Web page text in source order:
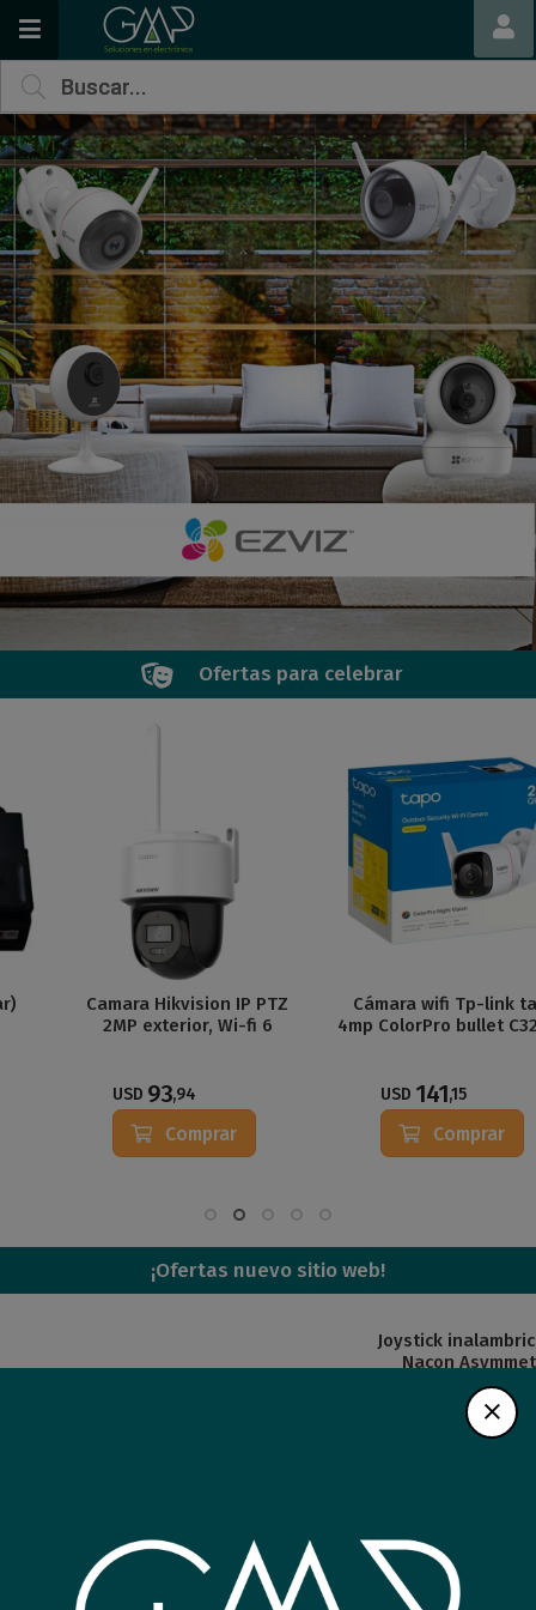
Ofertas para celebrar
Camara Hikvision IP PTZ
2MP exterior, Wi-fi 6
93,94
Comprar
Cámara wifi Tp-link tapo
4mp ColorPro bullet C325WB
141,15
Comprar
¡Ofertas nuevo sitio web!
Joystick Sony PS5
Joystick inalambrico PS4